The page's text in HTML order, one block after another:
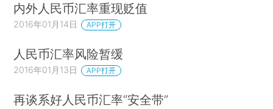
内外人民币汇率重现贬值
2016年01月14日 APP打开
人民币汇率风险暂缓
2016年01月13日 APP打开
再谈系好人民币汇率“安全带”